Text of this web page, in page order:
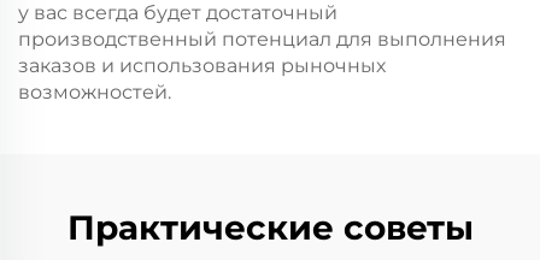
у вас всегда будет достаточный
производственный потенциал для выполнения
заказов и использования рыночных
возможностей.
Практические советы